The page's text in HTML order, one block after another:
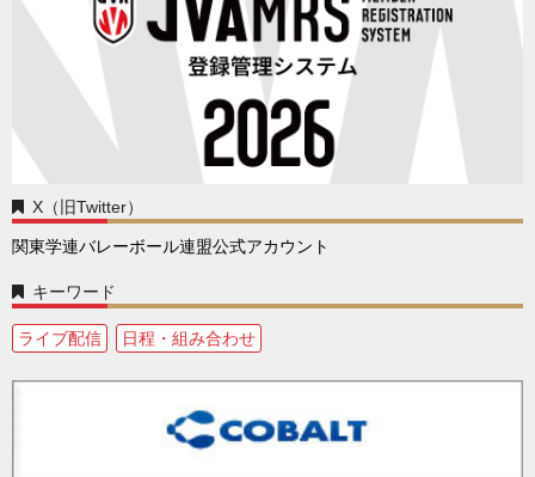
X（旧Twitter）
関東学連バレーボール連盟公式アカウント
キーワード
ライブ配信 日程・組み合わせ